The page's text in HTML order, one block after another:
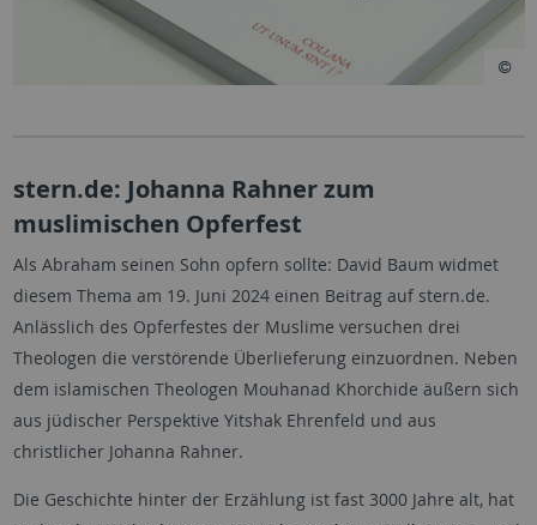
stern.de: Johanna Rahner zum
muslimischen Opferfest
Als Abraham seinen Sohn opfern sollte: David Baum widmet
diesem Thema am 19. Juni 2024 einen Beitrag auf stern.de.
Anlässlich des Opferfestes der Muslime versuchen drei
Theologen die verstörende Überlieferung einzuordnen. Neben
dem islamischen Theologen Mouhanad Khorchide äußern sich
aus jüdischer Perspektive Yitshak Ehrenfeld und aus
christlicher Johanna Rahner.
Die Geschichte hinter der Erzählung ist fast 3000 Jahre alt, hat